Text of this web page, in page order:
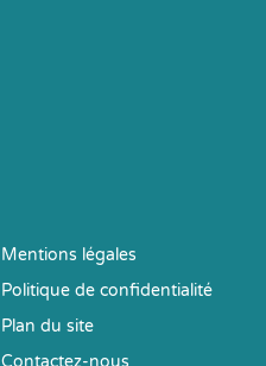
Mentions légales
Politique de confidentialité
Plan du site
Contactez-nous